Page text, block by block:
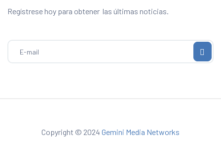
Regístrese hoy para obtener las últimas noticias.
Copyright © 2024 Gemini Media Networks